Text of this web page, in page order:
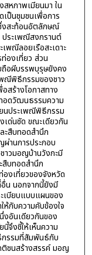
หภาพเมียนมา ใน
ป็นชุมชนเพื่อการ
งสะท้อนอัตลักษณ์
ประเพณีสงกรานต์
พณีลอยเรือสะเดาะ
องเที่ยว ส่วน
อผีบรรพบุรุษยังคง
ณีพิธีกรรมของชาว
สร้างโอกาสทาง
อดวัฒนธรรมความ
นประเพณีพิธีกรรม
ด่นชัด ขณะเดียวกัน
ะสืบทอดสำนึก
านการประกอบ
วมอญบ้านวังกะมี
บทอดสำนึก
งเที่ยวของจังหวัด
น นอกจากนี้ยังมี
เบียบแบบแผนของ
กับความคับข้องใจ
งอันเดียวกันของ
จึงชี้ให้เห็นความ
รรมที่สัมพันธ์กับ
ติชนสร้างสรรค์ มอญ